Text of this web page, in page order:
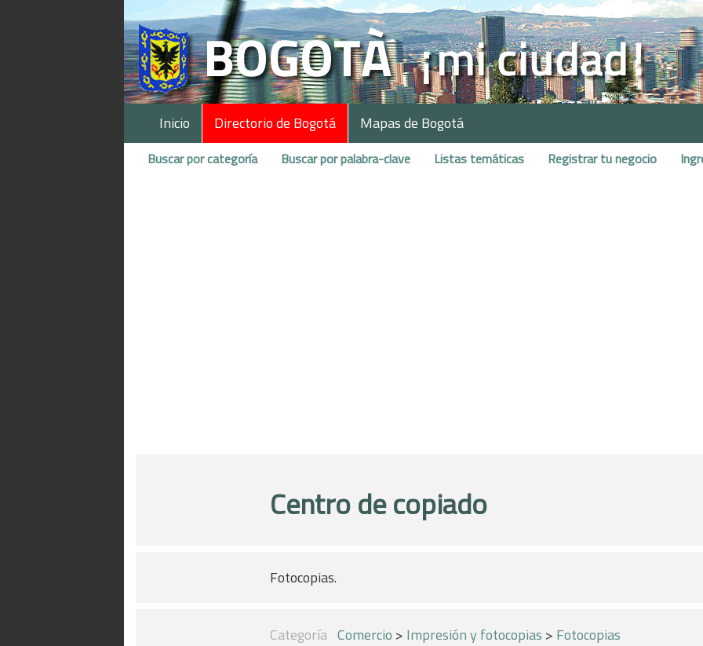
Inicio Directorio de Bogotá Mapas de Bogotá
Buscar por categoría Buscar por palabra-clave Listas temáticas Registrar tu negocio
Centro de copiado
Fotocopias.
Categoría Comercio > Impresión y fotocopias > Fotocopias